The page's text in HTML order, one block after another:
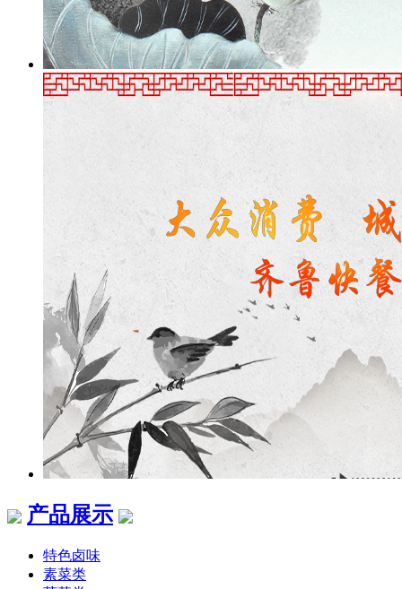
产品展示
特色卤味
素菜类